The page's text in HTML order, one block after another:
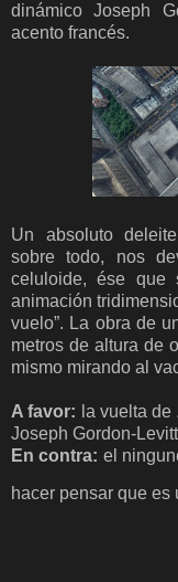
dinámico Joseph
acento francés.
Un absoluto
sobre todo, nos
celuloide, ése que
animación
vuelo”. La obra de
metros de altura de
mismo mirando al
A favor: la vuelta
Joseph Gordon-Levitt
En contra: el
hacer pensar que es